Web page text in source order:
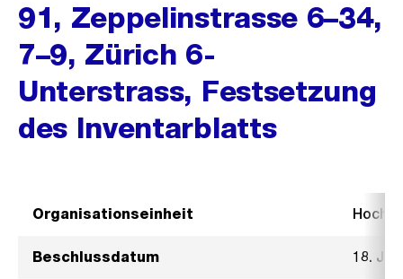
91, Zeppelinstrasse 6–34,
7–9, Zürich 6-
Unterstrass, Festsetzung
des Inventarblatts
Organisationseinheit
Beschlussdatum 18. Juli